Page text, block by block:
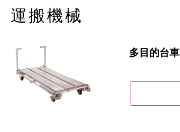
運搬機械
多目的台車